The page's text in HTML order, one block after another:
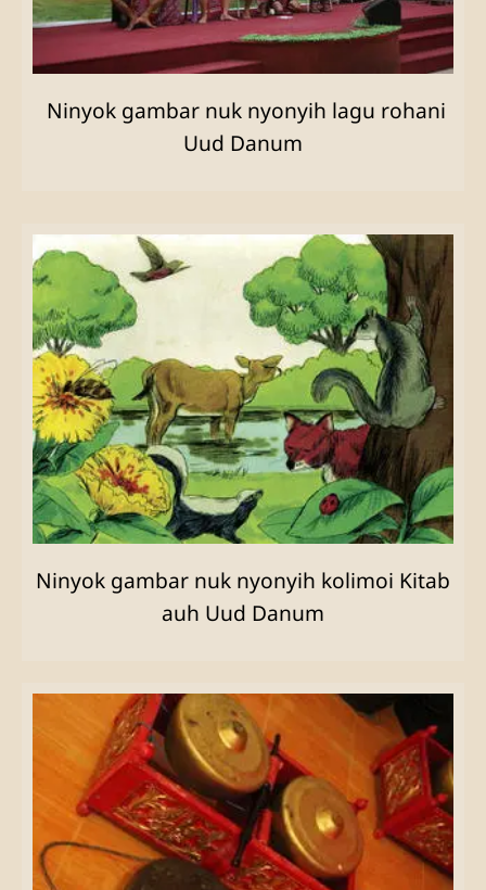
Ninyok gambar nuk nyonyih lagu rohani
Uud Danum
Ninyok gambar nuk nyonyih kolimoi Kitab
auh Uud Danum